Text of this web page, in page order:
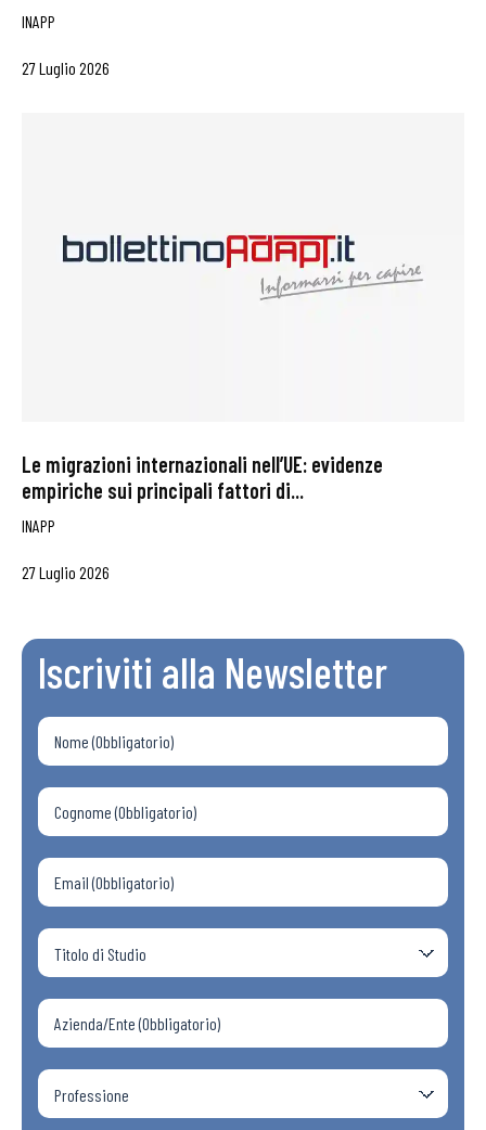
INAPP
27 Luglio 2026
Le migrazioni internazionali nell’UE: evidenze
empiriche sui principali fattori di...
INAPP
27 Luglio 2026
Iscriviti alla Newsletter